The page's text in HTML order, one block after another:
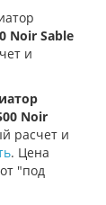
Noir Sable
и
Noir
расчет и
. Цена
"под